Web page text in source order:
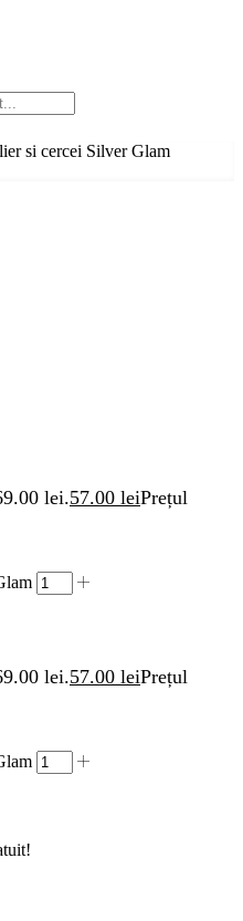
si cercei Silver Glam
lei.57.00 leiPrețul
lei.57.00 leiPrețul